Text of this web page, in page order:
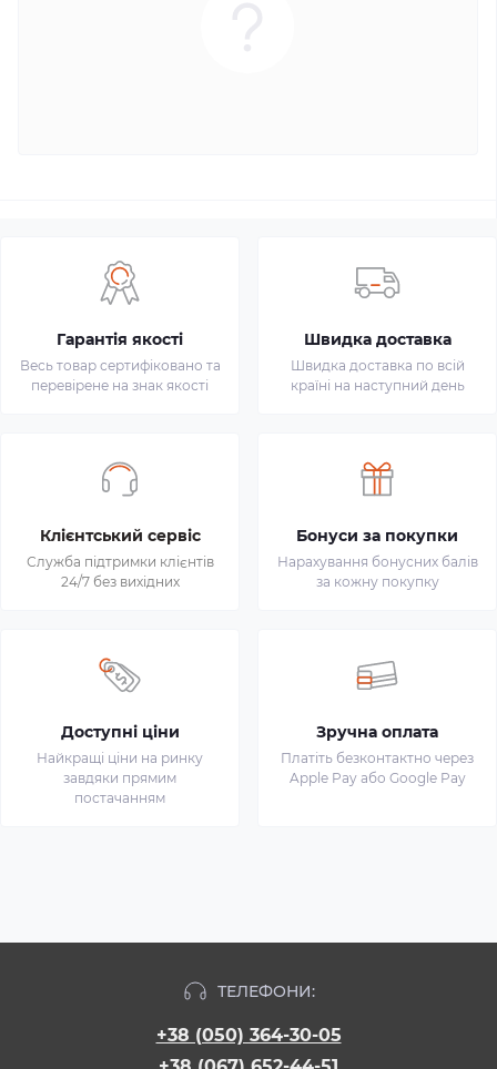
Гарантія якості
Весь товар сертифіковано та
перевірене на знак якості
Швидка доставка
Швидка доставка по всій
країні на наступний день
Клієнтський сервіс
Служба підтримки клієнтів
24/7 без вихідних
Бонуси за покупки
Нарахування бонусних балів
за кожну покупку
Доступні ціни
Найкращі ціни на ринку
завдяки прямим
постачанням
Зручна оплата
Платіть безконтактно через
Apple Pay або Google Pay
ТЕЛЕФОНИ:
+38 (050) 364-30-05